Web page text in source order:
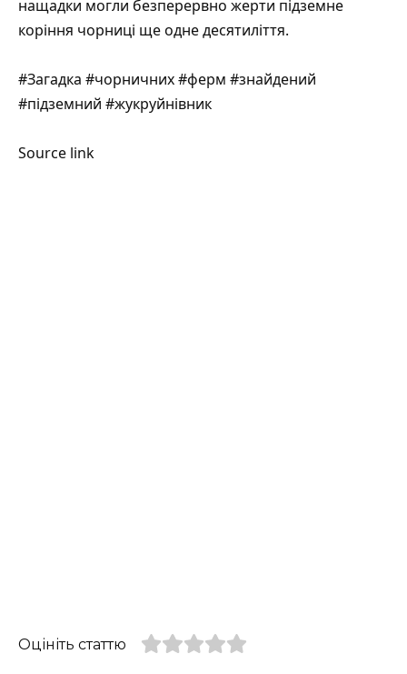
нащадки могли безперервно жерти підземне
коріння чорниці ще одне десятиліття.
#Загадка #чорничних #ферм #знайдений
#підземний #жукруйнівник
Source link
Оцініть статтю